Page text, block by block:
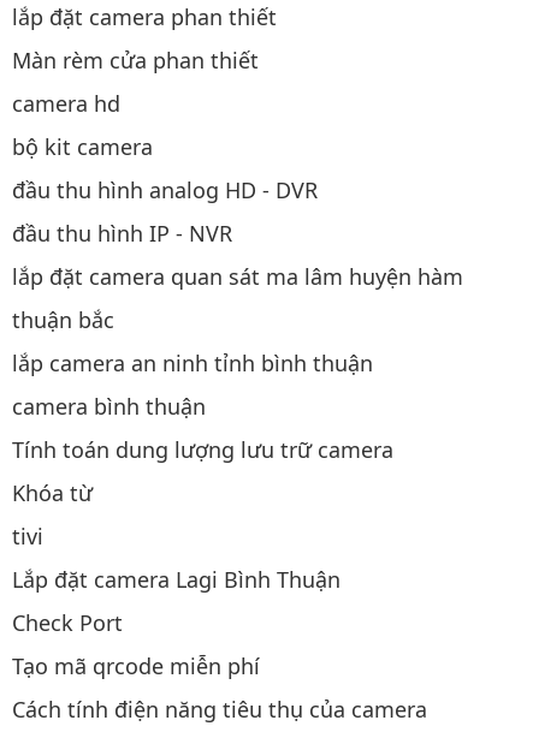
lắp đặt camera phan thiết
Màn rèm cửa phan thiết
camera hd
bộ kit camera
đầu thu hình analog HD - DVR
đầu thu hình IP - NVR
lắp đặt camera quan sát ma lâm huyện hàm
thuận bắc
lắp camera an ninh tỉnh bình thuận
camera bình thuận
Tính toán dung lượng lưu trữ camera
Khóa từ
tivi
Lắp đặt camera Lagi Bình Thuận
Check Port
Tạo mã qrcode miễn phí
Cách tính điện năng tiêu thụ của camera